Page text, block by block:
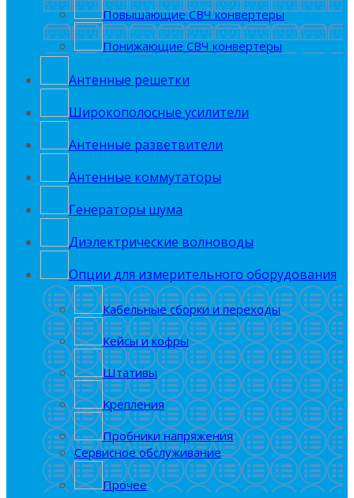
Повышающие СВЧ конвертеры
Понижающие СВЧ конвертеры
Антенные решетки
Широкополосные усилители
Антенные разветвители
Антенные коммутаторы
Генераторы шума
Диэлектрические волноводы
Опции для измерительного оборудования
Кабельные сборки и переходы
Кейсы и кофры
Штативы
Крепления
Пробники напряжения
Сервисное обслуживание
Прочее